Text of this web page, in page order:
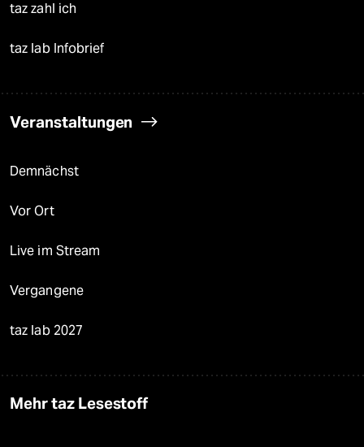
taz zahl ich
taz lab Infobrief
Veranstaltungen
Demnächst
Vor Ort
Live im Stream
Vergangene
taz lab 2027
Mehr taz Lesestoff